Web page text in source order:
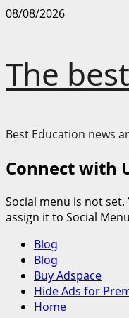
Skip
08/08/2026
The
Best Education news
Connect with
Social menu is not
assign it to Social
Primary
Menu
Blog
Blog
Buy Adspace
Hide Ads for
Home